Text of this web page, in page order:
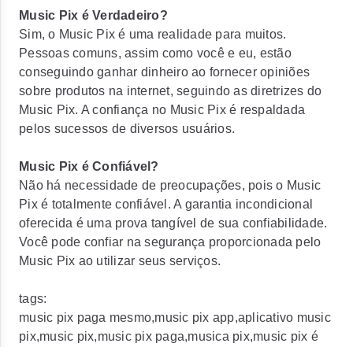
Music Pix é Verdadeiro?
Sim, o Music Pix é uma realidade para muitos.
Pessoas comuns, assim como você e eu, estão
conseguindo ganhar dinheiro ao fornecer opiniões
sobre produtos na internet, seguindo as diretrizes do
Music Pix. A confiança no Music Pix é respaldada
pelos sucessos de diversos usuários.
Music Pix é Confiável?
Não há necessidade de preocupações, pois o Music
Pix é totalmente confiável. A garantia incondicional
oferecida é uma prova tangível de sua confiabilidade.
Você pode confiar na segurança proporcionada pelo
Music Pix ao utilizar seus serviços.
tags:
music pix paga mesmo,music pix app,aplicativo music
pix,music pix,music pix paga,musica pix,music pix é